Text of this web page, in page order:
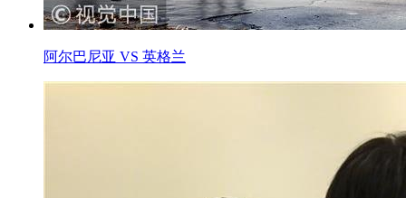
阿尔巴尼亚 VS 英格兰